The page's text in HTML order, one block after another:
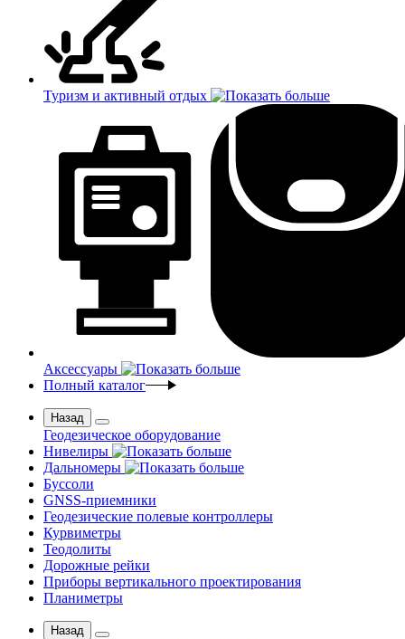
Туризм и активный отдых
Аксессуары
Полный каталог
Назад
Геодезическое оборудование
Нивелиры
Дальномеры
Буссоли
GNSS-приемники
Геодезические полевые контроллеры
Курвиметры
Теодолиты
Дорожные рейки
Приборы вертикального проектирования
Планиметры
Назад